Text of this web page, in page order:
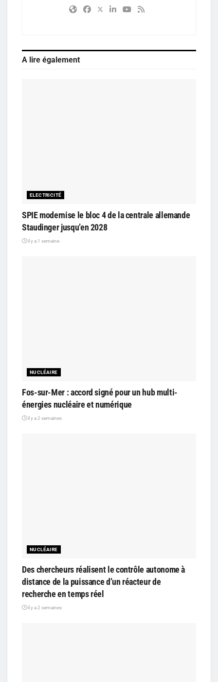
A lire également
ELECTRICITÉ
SPIE modernise le bloc 4 de la centrale allemande
Staudinger jusqu’en 2028
il y a 1 semaine
NUCLÉAIRE
Fos-sur-Mer : accord signé pour un hub multi-
énergies nucléaire et numérique
il y a 2 semaines
NUCLÉAIRE
Des chercheurs réalisent le contrôle autonome à
distance de la puissance d’un réacteur de
recherche en temps réel
il y a 2 semaines